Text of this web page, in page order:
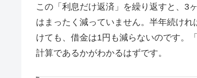
この「利息だけ返済」を繰り返すと、3
はまったく減っていません。半年続け
けても、借金は1円も減らないのです。
計算であるかがわかるはずです。